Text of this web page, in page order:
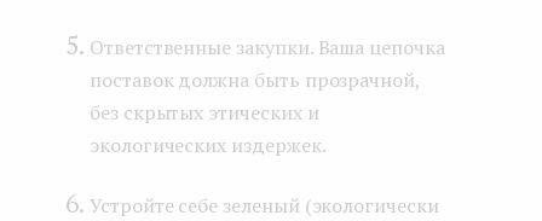
Ответственные закупки. Ваша цепочка
поставок должна быть прозрачной,
без скрытых этических и
экологических издержек.
Устройте себе зеленый (экологически